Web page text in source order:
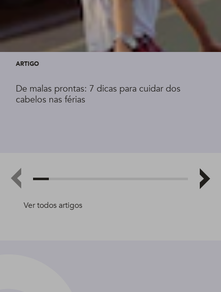
Ver todos artigos
ARTIGO
De malas prontas: 7 dicas para cuidar dos
cabelos nas férias